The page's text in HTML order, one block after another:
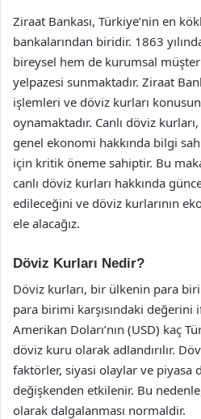
Ziraat Bankası, Türkiye’nin en
bankalarından biridir. 1863
bireysel hem de kurumsal
yelpazesi sunmaktadır. Ziraat
işlemleri ve döviz kurları
oynamaktadır. Canlı döviz
genel ekonomi hakkında bilgi
için kritik öneme sahiptir. Bu
canlı döviz kurları hakkında
edileceğini ve döviz kurlarının
ele alacağız.
Döviz Kurları Nedir?
Döviz kurları, bir ülkenin para
para birimi karşısındaki değerini
Amerikan Doları’nın (USD) kaç
döviz kuru olarak adlandırılır.
faktörler, siyasi olaylar ve
değişkenden etkilenir. Bu
olarak dalgalanması normaldir.